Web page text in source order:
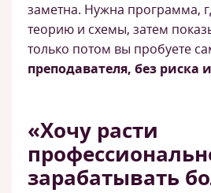
заметна. Нужна программа,
теорию и схемы, затем
только потом вы пробуете
преподавателя, без риска
«Хочу расти
зарабатывать